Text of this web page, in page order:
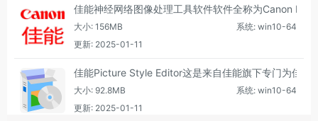
佳能神经网络图像处理工具软件软件全称为Canon
大小: 156MB
系统: win10-64
更新: 2025-01-11
佳能Picture Style Editor这是来自佳能旗下专门为佳能
大小: 92.8MB
系统: win10-64
更新: 2025-01-11